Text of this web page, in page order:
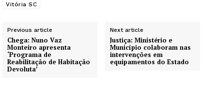
Vitória SC
Previous article
Chega: Nuno Vaz
Monteiro apresenta
‘Programa de
Reabilitação de Habitação
Devoluta’
Next article
Justiça: Ministério e
Município colaboram nas
intervenções em
equipamentos do Estado